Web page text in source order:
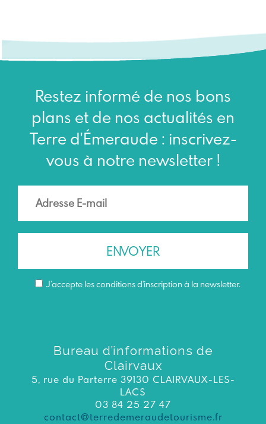
Restez informé de nos bons
plans et de nos actualités en
Terre d'Émeraude : inscrivez-
vous à notre newsletter !
J’accepte les conditions d'inscription à la newsletter.
Bureau d’informations de
Clairvaux
5, rue du Parterre 39130 CLAIRVAUX-LES-
LACS
03 84 25 27 47
contact@terredemeraudetourisme.fr